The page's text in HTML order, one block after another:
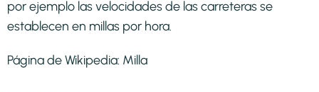
por ejemplo las velocidades de las carreteras se
establecen en millas por hora.
Página de Wikipedia: Milla